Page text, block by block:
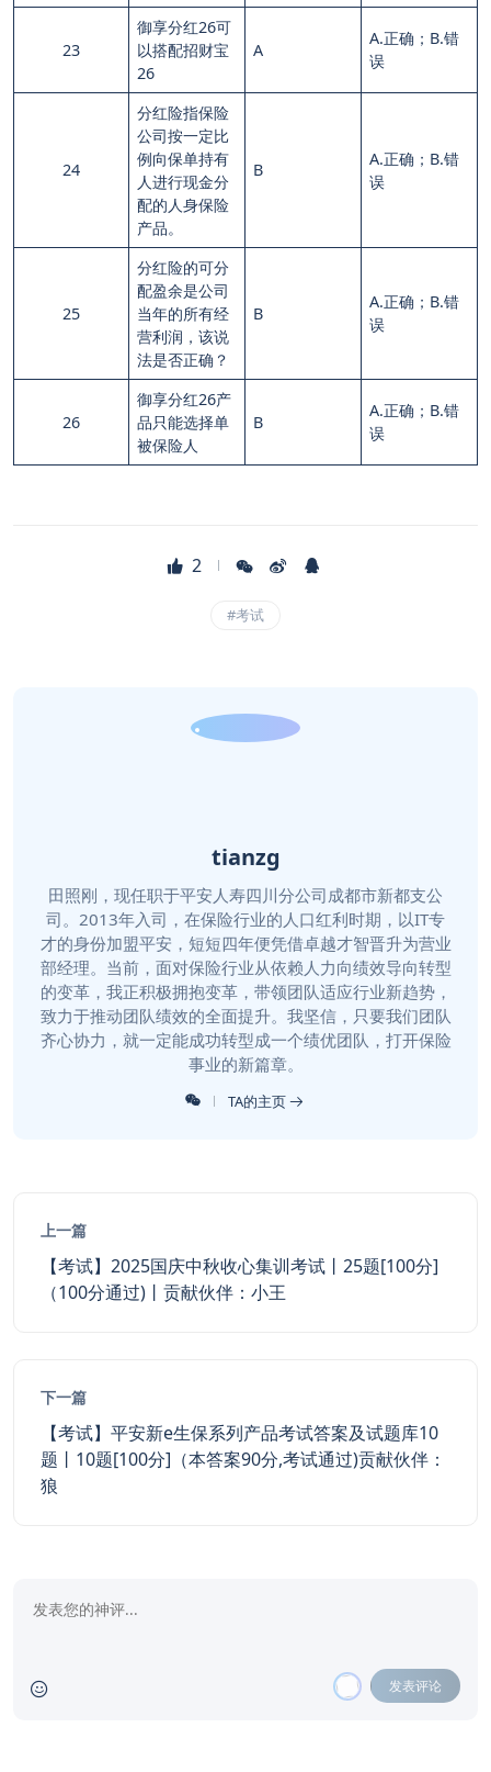
23
御享分红26可
以搭配招财宝
26
A
A.正确；B.错
误
24
分红险指保险
公司按一定比
例向保单持有
人进行现金分
配的人身保险
产品。
B
A.正确；B.错
误
25
分红险的可分
配盈余是公司
当年的所有经
营利润，该说
法是否正确？
B
A.正确；B.错
误
26
御享分红26产
品只能选择单
被保险人
B
A.正确；B.错
误
2
#考试
tianzg
田照刚，现任职于平安人寿四川分公司成都市新都支公
司。2013年入司，在保险行业的人口红利时期，以IT专
才的身份加盟平安，短短四年便凭借卓越才智晋升为营业
部经理。当前，面对保险行业从依赖人力向绩效导向转型
的变革，我正积极拥抱变革，带领团队适应行业新趋势，
致力于推动团队绩效的全面提升。我坚信，只要我们团队
齐心协力，就一定能成功转型成一个绩优团队，打开保险
事业的新篇章。
TA的主页
上一篇
【考试】2025国庆中秋收心集训考试丨25题[100分]
（100分通过)丨贡献伙伴：小王
下一篇
【考试】平安新e生保系列产品考试答案及试题库10
题丨10题[100分]（本答案90分,考试通过)贡献伙伴：
狼
发表评论